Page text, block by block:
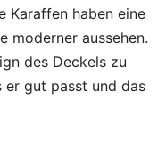
Karaffen haben eine
moderner aussehen.
des Deckels zu
er gut passt und das